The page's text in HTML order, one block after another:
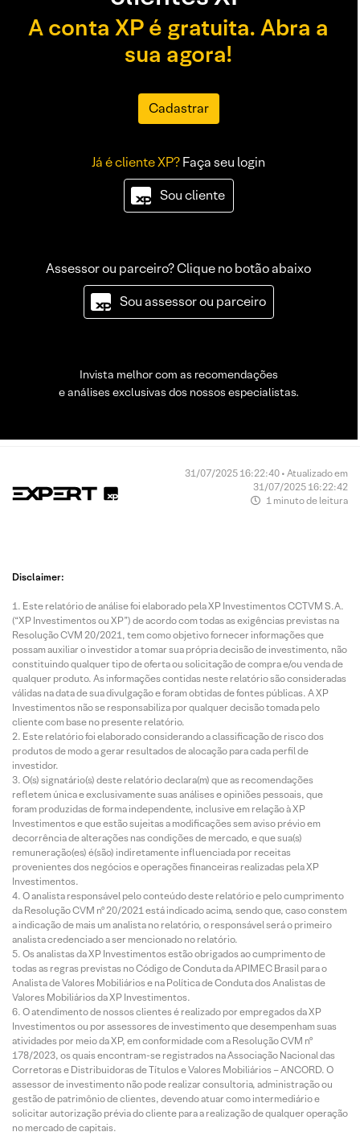
A conta XP é gratuita. Abra a
sua agora!
Cadastrar
Já é cliente XP?Faça seu login
Sou cliente
Assessor ou parceiro? Clique no botão abaixo
Sou assessor ou parceiro
Invista melhor com as recomendações
e análises exclusivas dos nossos especialistas.
31/07/2025 16:22:40 • Atualizado em
31/07/2025 16:22:42
1 minuto de leitura
Disclaimer:
Este relatório de análise foi elaborado pela XP Investimentos CCTVM S.A.
(“XP Investimentos ou XP”) de acordo com todas as exigências previstas na
Resolução CVM 20/2021, tem como objetivo fornecer informações que
possam auxiliar o investidor a tomar sua própria decisão de investimento, não
constituindo qualquer tipo de oferta ou solicitação de compra e/ou venda de
qualquer produto. As informações contidas neste relatório são consideradas
válidas na data de sua divulgação e foram obtidas de fontes públicas. A XP
Investimentos não se responsabiliza por qualquer decisão tomada pelo
cliente com base no presente relatório.
Este relatório foi elaborado considerando a classificação de risco dos
produtos de modo a gerar resultados de alocação para cada perfil de
investidor.
O(s) signatário(s) deste relatório declara(m) que as recomendações
refletem única e exclusivamente suas análises e opiniões pessoais, que
foram produzidas de forma independente, inclusive em relação à XP
Investimentos e que estão sujeitas a modificações sem aviso prévio em
decorrência de alterações nas condições de mercado, e que sua(s)
remuneração(es) é(são) indiretamente influenciada por receitas
provenientes dos negócios e operações financeiras realizadas pela XP
Investimentos.
O analista responsável pelo conteúdo deste relatório e pelo cumprimento
da Resolução CVM nº 20/2021 está indicado acima, sendo que, caso constem
a indicação de mais um analista no relatório, o responsável será o primeiro
analista credenciado a ser mencionado no relatório.
Os analistas da XP Investimentos estão obrigados ao cumprimento de
todas as regras previstas no Código de Conduta da APIMEC Brasil para o
Analista de Valores Mobiliários e na Política de Conduta dos Analistas de
Valores Mobiliários da XP Investimentos.
O atendimento de nossos clientes é realizado por empregados da XP
Investimentos ou por assessores de investimento que desempenham suas
atividades por meio da XP, em conformidade com a Resolução CVM nº
178/2023, os quais encontram-se registrados na Associação Nacional das
Corretoras e Distribuidoras de Títulos e Valores Mobiliários – ANCORD. O
assessor de investimento não pode realizar consultoria, administração ou
gestão de patrimônio de clientes, devendo atuar como intermediário e
solicitar autorização prévia do cliente para a realização de qualquer operação
no mercado de capitais.